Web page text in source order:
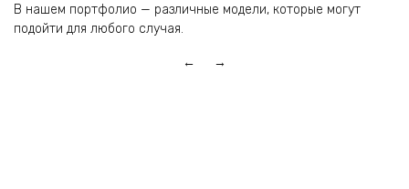
В нашем портфолио — различные модели, которые могут
подойти для любого случая.
← →